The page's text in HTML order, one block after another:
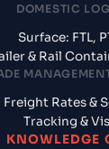
DOMESTIC
Surface: FTL,
& Rail
Freight Rates &
Tracking &
KNOWLEDGE